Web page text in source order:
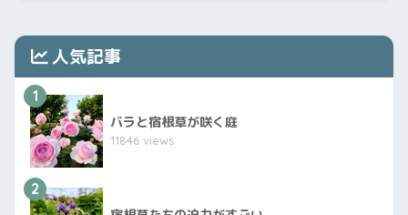
人気記事
1
バラと宿根草が咲く庭
11846 views
2